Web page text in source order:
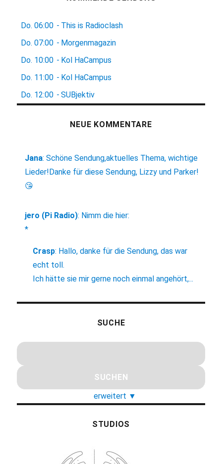
Do. 06:00 - This is Radioclash
Do. 07:00 - Morgenmagazin
Do. 10:00 - Kol HaCampus
Do. 11:00 - Kol HaCampus
Do. 12:00 - SUBjektiv
NEUE KOMMENTARE
Jana:Schöne Sendung,aktuelles Thema, wichtige
Lieder!Danke für diese Sendung, Lizzy und Parker!
😘
jero (Pi Radio): Nimm die hier:
*
Crasp: Hallo, danke für die Sendung, das war
echt toll.
Ich hätte sie mir gerne noch einmal angehört,...
SUCHE
erweitert ▼
STUDIOS